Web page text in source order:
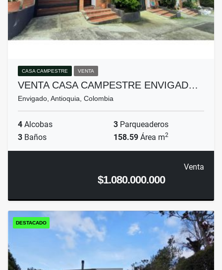
CASA CAMPESTRE VENTA
VENTA CASA CAMPESTRE ENVIGAD…
Envigado, Antioquia, Colombia
4 Alcobas 3 Parqueaderos
3 Baños 158.59 Área m2
Venta
$1.080.000.000
DESTACADO